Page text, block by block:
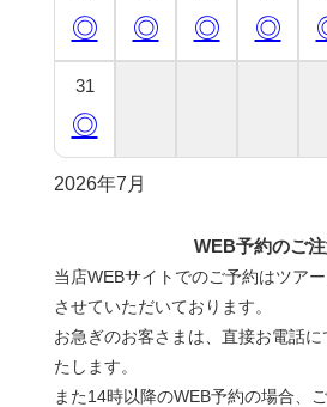
WEB予約のご
当店WEBサイトでのご予約はツア
させていただいております。
お急ぎのお客さまは、直接お電話
たします。
また14時以降のWEB予約の場合、
◎ ◎ ◎ ◎
31
◎
2026年7月